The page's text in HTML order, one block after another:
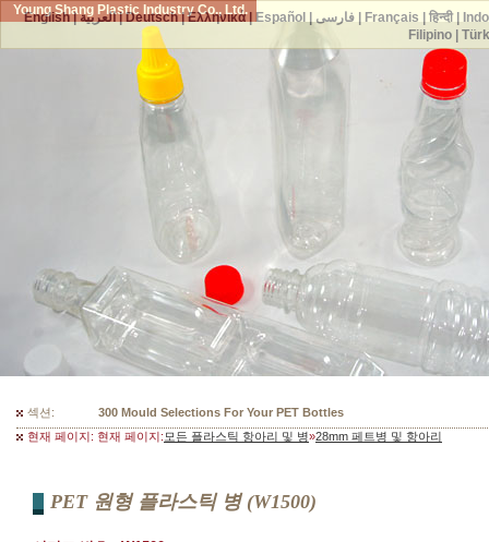
Young Shang Plastic Industry Co., Ltd.
섹션:
300 Mould Selections For Your PET Bottles
현재 페이지: 현재 페이지: 모든 플라스틱 항아리 및 병»28mm 페트병 및 항아리
PET 원형 플라스틱 병 (W1500)
English|العربية|Deutsch|Ελληνικά| Español فارسی| Français हिन्दी|
Filipino|